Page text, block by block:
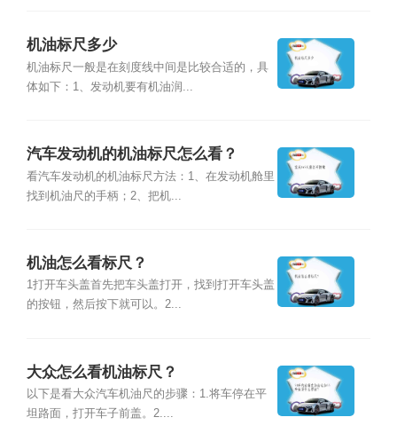
机油标尺多少
机油标尺一般是在刻度线中间是比较合适的，具
体如下：1、发动机要有机油润...
汽车发动机的机油标尺怎么看？
看汽车发动机的机油标尺方法：1、在发动机舱里
找到机油尺的手柄；2、把机...
机油怎么看标尺？
1打开车头盖首先把车头盖打开，找到打开车头盖
的按钮，然后按下就可以。2...
大众怎么看机油标尺？
以下是看大众汽车机油尺的步骤：1.将车停在平
坦路面，打开车子前盖。2....